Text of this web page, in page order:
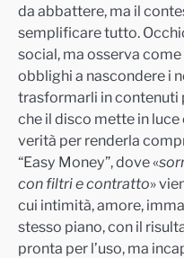
da abbattere, ma il
semplificare tutto.
social, ma osserva
obblighi a nascondere i
trasformarli in contenuti
che il disco mette in
verità per renderla
“Easy Money”, dove «
con filtri e contratto»
cui intimità, amore,
stesso piano, con il
pronta per l’uso, ma